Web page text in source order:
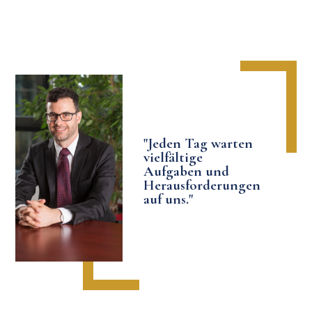
"Jeden Tag warten
vielfältige
Aufgaben und
Herausforderungen
auf uns."